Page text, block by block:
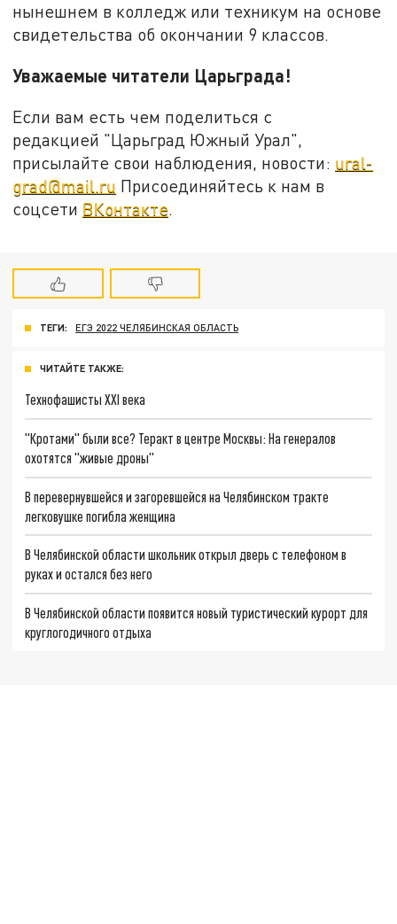
нынешнем в колледж или техникум на основе
свидетельства об окончании 9 классов.
Уважаемые читатели Царьграда!
Если вам есть чем поделиться с
редакцией "Царьград Южный Урал",
присылайте свои наблюдения, новости: ural-
grad@mail.ru Присоединяйтесь к нам в
соцсети ВКонтакте.
ТЕГИ: ЕГЭ 2022 ЧЕЛЯБИНСКАЯ ОБЛАСТЬ
ЧИТАЙТЕ ТАКЖЕ:
Технофашисты XXI века
"Кротами" были все? Теракт в центре Москвы: На генералов
охотятся "живые дроны"
В перевернувшейся и загоревшейся на Челябинском тракте
легковушке погибла женщина
В Челябинской области школьник открыл дверь с телефоном в
руках и остался без него
В Челябинской области появится новый туристический курорт для
круглогодичного отдыха